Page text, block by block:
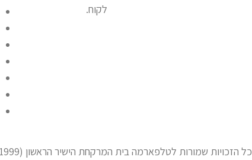
לקוח.
כל הזכויות שמורות לטלפארמה בית המרקחת הישיר הראשון (1999) בע"מ |